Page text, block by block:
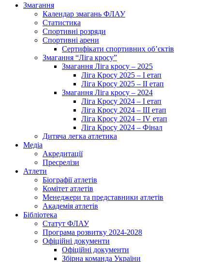
Змагання
Календар змагань ФЛАУ
Статистика
Спортивні розряди
Спортивні арени
Сертифікати спортивних об’єктів
Змагання “Ліга кросу”
Змагання Ліга кросу – 2025
Ліга Кросу 2025 – I етап
Ліга Кросу 2025 – II етап
Змагання Ліга кросу – 2024
Ліга Кросу 2024 – I етап
Ліга Кросу 2024 – III етап
Ліга Кросу 2024 – IV етап
Ліга Кросу 2024 – Фінал
Дитяча легка атлетика
Медіа
Акредитації
Пресрелізи
Атлети
Біографії атлетів
Комітет атлетів
Менеджери та представники атлетів
Академія атлетів
Бібліотека
Статут ФЛАУ
Програма розвитку 2024-2028
Офіційні документи
Офіційні документи
Збірна команда України